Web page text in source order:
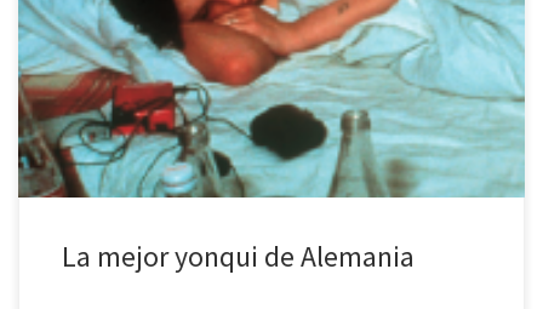
España por Alpha Decay, y escrito por la periodista Sonja Vonkovic
–quien mantuvo conversaciones con Christiane V. Felscherinow
durante dos años para dar forma a lo que en un principio no iba a
ser más que un reportaje-, retoma la […]
La mejor yonqui de Alemania